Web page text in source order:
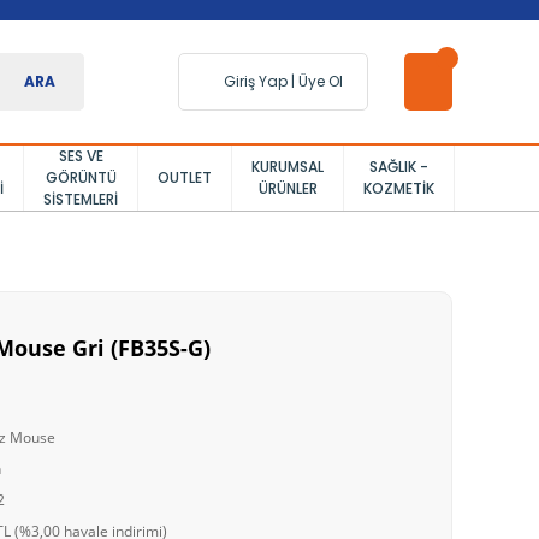
ARA Giriş Yap | Üye Ol
SES VE
GÖRÜNTÜ
SISTEMLERI
OUTLET
KURUMSAL
ÜRÜNLER
SAĞLIK -
KOZMETIK
Gri (FB35S-G)
Mouse
(%3,00 havale indirimi)